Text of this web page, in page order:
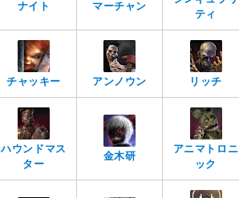
ナイト マーチャン
ティ
チャッキー アンノウン リッチ
ハウンドマス
ター
金木研
アニマトロニ
ック